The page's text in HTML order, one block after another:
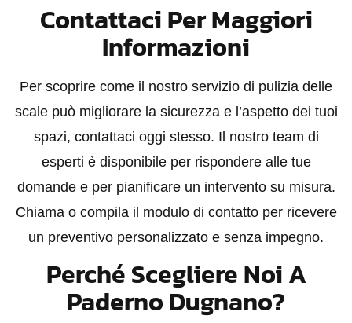
Contattaci Per Maggiori
Informazioni
Per scoprire come il nostro servizio di pulizia delle
scale può migliorare la sicurezza e l’aspetto dei tuoi
spazi, contattaci oggi stesso. Il nostro team di
esperti è disponibile per rispondere alle tue
domande e per pianificare un intervento su misura.
Chiama o compila il modulo di contatto per ricevere
un preventivo personalizzato e senza impegno.
Perché Scegliere Noi A
Paderno Dugnano?